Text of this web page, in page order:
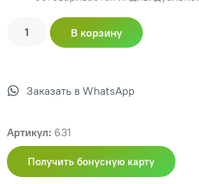
В корзину
Заказать в WhatsApp
Артикул: 631
Получить бонусную карту